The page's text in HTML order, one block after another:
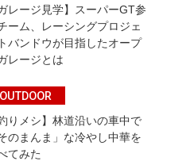
ガレージ見学】スーパーGT参
ーム、レーシングプロジェ
バンドウが目指したオープ
レージとは
OUTDOOR
釣りメシ】林道沿いの車中で
そのまんま」な冷やし中華を
てみた